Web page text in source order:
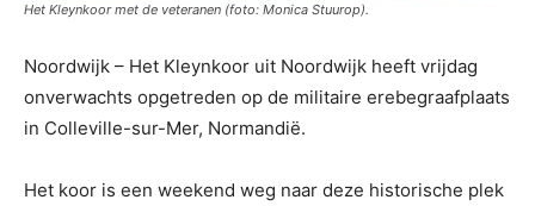
Het Kleynkoor met de veteranen (foto: Monica Stuurop).
Noordwijk – Het Kleynkoor uit Noordwijk heeft vrijdag
onverwachts opgetreden op de militaire erebegraafplaats
in Colleville-sur-Mer, Normandië.
Het koor is een weekend weg naar deze historische plek